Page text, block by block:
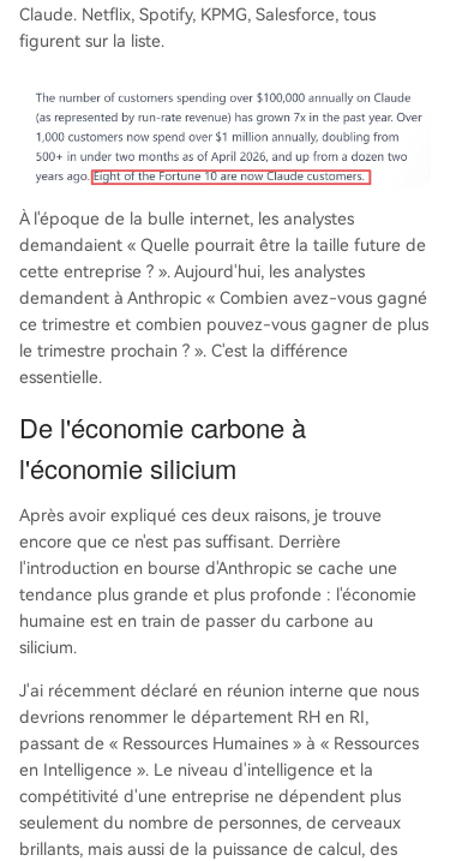
Claude. Netflix, Spotify, KPMG, Salesforce, tous
figurent sur la liste.
À l'époque de la bulle internet, les analystes
demandaient « Quelle pourrait être la taille future de
cette entreprise ? ». Aujourd'hui, les analystes
demandent à Anthropic « Combien avez-vous gagné
ce trimestre et combien pouvez-vous gagner de plus
le trimestre prochain ? ». C'est la différence
essentielle.
De l'économie carbone à
l'économie silicium
Après avoir expliqué ces deux raisons, je trouve
encore que ce n'est pas suffisant. Derrière
l'introduction en bourse d'Anthropic se cache une
tendance plus grande et plus profonde : l'économie
humaine est en train de passer du carbone au
silicium.
J'ai récemment déclaré en réunion interne que nous
devrions renommer le département RH en RI,
passant de « Ressources Humaines » à « Ressources
en Intelligence ». Le niveau d'intelligence et la
compétitivité d'une entreprise ne dépendent plus
seulement du nombre de personnes, de cerveaux
brillants, mais aussi de la puissance de calcul, des